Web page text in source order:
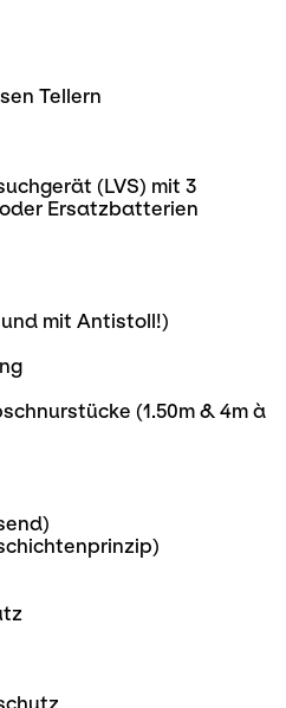
Tellern
(LVS) mit 3
Ersatzbatterien
mit Antistoll!)
(1.50m & 4m à